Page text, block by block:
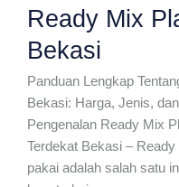
Ready Mix
Bekasi
Panduan Lengkap
Bekasi: Harga, Jenis,
Pengenalan Ready Mix
Terdekat Bekasi –
pakai adalah salah satu